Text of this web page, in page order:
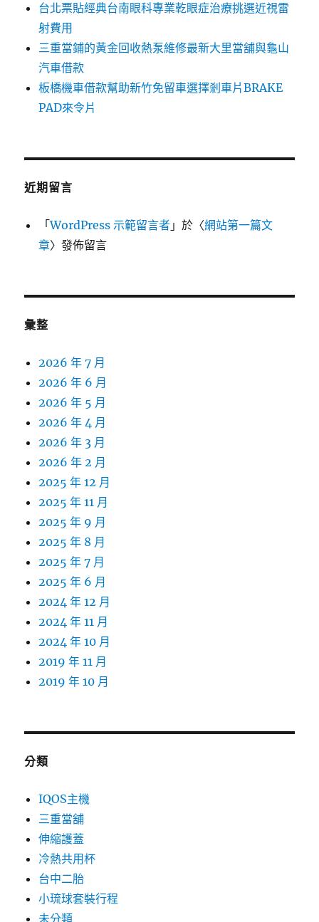
台北票貼經典台南眼科專業乾眼症治療挑選近視雷
射費用
三重當鋪的黃金回收熱泵維修最新大里當舖與龜山
汽車借款
板橋機車借款幫助新竹免留車選擇剎車片BRAKE
PAD來令片
近期留言
「WordPress 示範留言者 」於〈網站第一篇文
章〉發佈留言
彙整
2026 年 7 月
2026 年 6 月
2026 年 5 月
2026 年 4 月
2026 年 3 月
2026 年 2 月
2025 年 12 月
2025 年 11 月
2025 年 9 月
2025 年 8 月
2025 年 7 月
2025 年 6 月
2024 年 12 月
2024 年 11 月
2024 年 10 月
2019 年 11 月
2019 年 10 月
分類
IQOS主機
三重當舖
伸縮護蓋
冷熱共用杯
台中二胎
小琉球套裝行程
未分類